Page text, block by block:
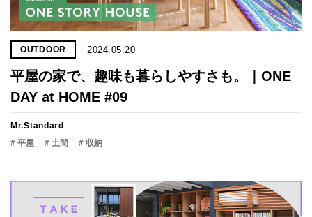
OUTDOOR 2024.05.20
平屋の家で、趣味も暮らしやすさも。｜ONE
DAY at HOME #09
Mr.Standard
# 平屋
# 土間 # 収納